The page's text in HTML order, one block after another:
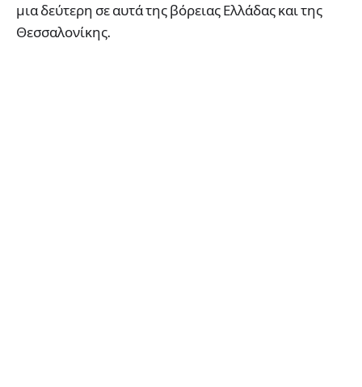
μια δεύτερη σε αυτά της βόρειας Ελλάδας και της
Θεσσαλονίκης.